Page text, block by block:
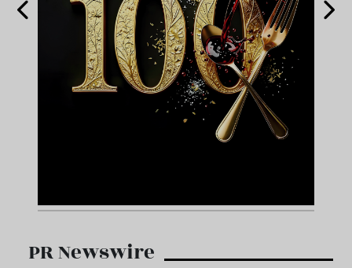
PR Newswire